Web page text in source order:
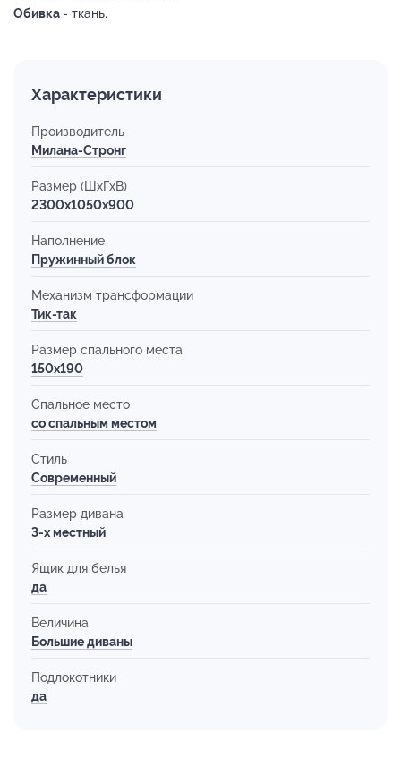
Обивка - ткань.
Характеристики
Производитель
Милана-Стронг
Размер (ШхГхВ)
2300x1050x900
Наполнение
Пружинный блок
Механизм трансформации
Тик-так
Размер спального места
150х190
Спальное место
со спальным местом
Стиль
Современный
Размер дивана
3-х местный
Ящик для белья
да
Величина
Большие диваны
Подлокотники
да